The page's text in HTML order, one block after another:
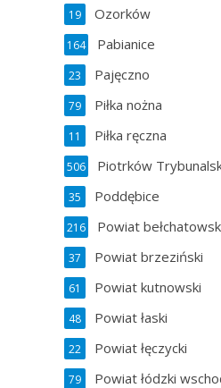
Ozorków
19
Pabianice
164
Pajęczno
23
Piłka nożna
79
Piłka ręczna
11
Piotrków
506
Poddębice
35
Powiat
216
Powiat brzeziński
37
Powiat kutnowski
61
Powiat łaski
48
Powiat łęczycki
22
Powiat łódzki
79